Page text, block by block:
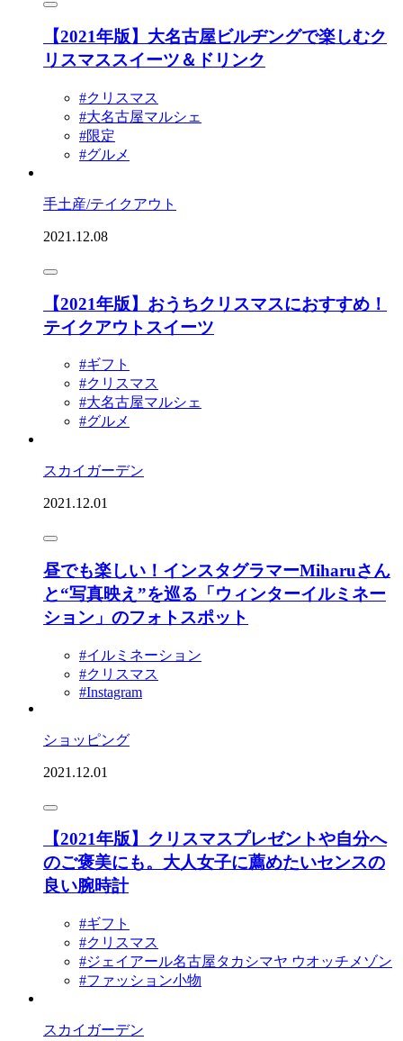
【2021年版】大名古屋ビルヂングで楽しむク
リスマススイーツ＆ドリンク
#クリスマス
#大名古屋マルシェ
#限定
#グルメ
手土産/テイクアウト
2021.12.08
【2021年版】おうちクリスマスにおすすめ！
テイクアウトスイーツ
#ギフト
#クリスマス
#大名古屋マルシェ
#グルメ
スカイガーデン
2021.12.01
昼でも楽しい！インスタグラマーMiharuさん
と“写真映え”を巡る「ウィンターイルミネー
ション」のフォトスポット
#イルミネーション
#クリスマス
#Instagram
ショッピング
2021.12.01
【2021年版】クリスマスプレゼントや自分へ
のご褒美にも。大人女子に薦めたいセンスの
良い腕時計
#ギフト
#クリスマス
#ジェイアール名古屋タカシマヤ ウオッチメゾン
#ファッション小物
スカイガーデン